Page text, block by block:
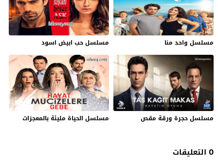
مسلسل واحد منا مسلسل حب ابيض اسود
مسلسل حجرة ورقة مقص مسلسل الحياة مليئة بالمعجزات
0 التعليقات